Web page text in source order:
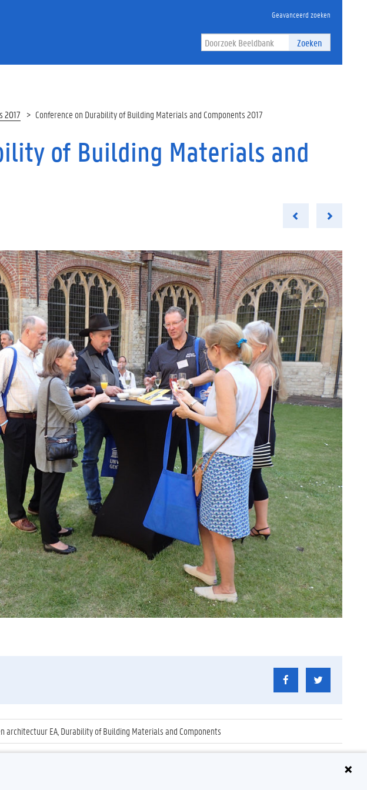
Geavanceerd zoeken
Zoeken
2017 Conference on Durability of Building Materials and Components 2017
of Building Materials and
architectuur EA, Durability of Building Materials and Components